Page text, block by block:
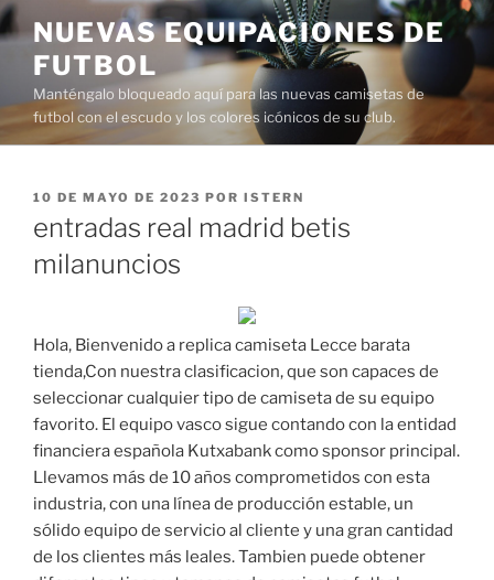
Saltar
al
contenido
NUEVAS EQUIPACIONES DE
FUTBOL
Manténgalo bloqueado aquí para las nuevas camisetas de
futbol con el escudo y los colores icónicos de su club.
PUBLICADO
10 DE MAYO DE 2023 POR ISTERN
entradas real madrid betis
milanuncios
Hola, Bienvenido a replica camiseta Lecce barata
tienda,Con nuestra clasificacion, que son capaces de
seleccionar cualquier tipo de camiseta de su equipo
favorito. El equipo vasco sigue contando con la entidad
financiera española Kutxabank como sponsor principal.
Llevamos más de 10 años comprometidos con esta
industria, con una línea de producción estable, un
sólido equipo de servicio al cliente y una gran cantidad
de los clientes más leales. Tambien puede obtener